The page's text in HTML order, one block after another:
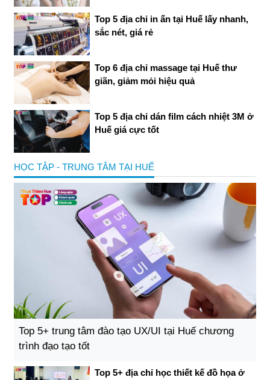
Top 5 địa chỉ in ấn tại Huế lấy nhanh,
sắc nét, giá rẻ
Top 6 địa chỉ massage tại Huế thư
giãn, giảm mỏi hiệu quả
Top 5 địa chỉ dán film cách nhiệt 3M ở
Huế giá cực tốt
HỌC TẬP - TRUNG TÂM TẠI HUẾ
Top 5+ trung tâm đào tạo UX/UI tại Huế chương
trình đạo tạo tốt
Top 5+ địa chỉ học thiết kế đồ họa ở